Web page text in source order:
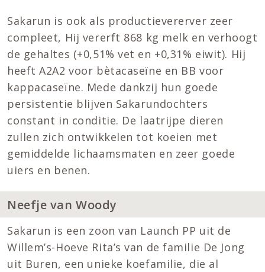
Sakarun is ook als productievererver zeer
compleet, Hij vererft 868 kg melk en verhoogt
de gehaltes (+0,51% vet en +0,31% eiwit). Hij
heeft A2A2 voor bètacaseïne en BB voor
kappacaseïne. Mede dankzij hun goede
persistentie blijven Sakarundochters
constant in conditie. De laatrijpe dieren
zullen zich ontwikkelen tot koeien met
gemiddelde lichaamsmaten en zeer goede
uiers en benen.
Neefje van Woody
Sakarun is een zoon van Launch PP uit de
Willem’s-Hoeve Rita’s van de familie De Jong
uit Buren, een unieke koefamilie, die al